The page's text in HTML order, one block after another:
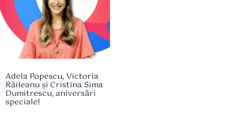
Adela Popescu, Victoria
Răileanu și Cristina Sima
Dumitrescu, aniversări
speciale!